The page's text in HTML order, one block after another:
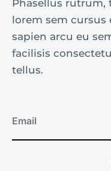
Phasellus rutrum,
lorem sem
sapien arcu eu
facilisis
tellus.